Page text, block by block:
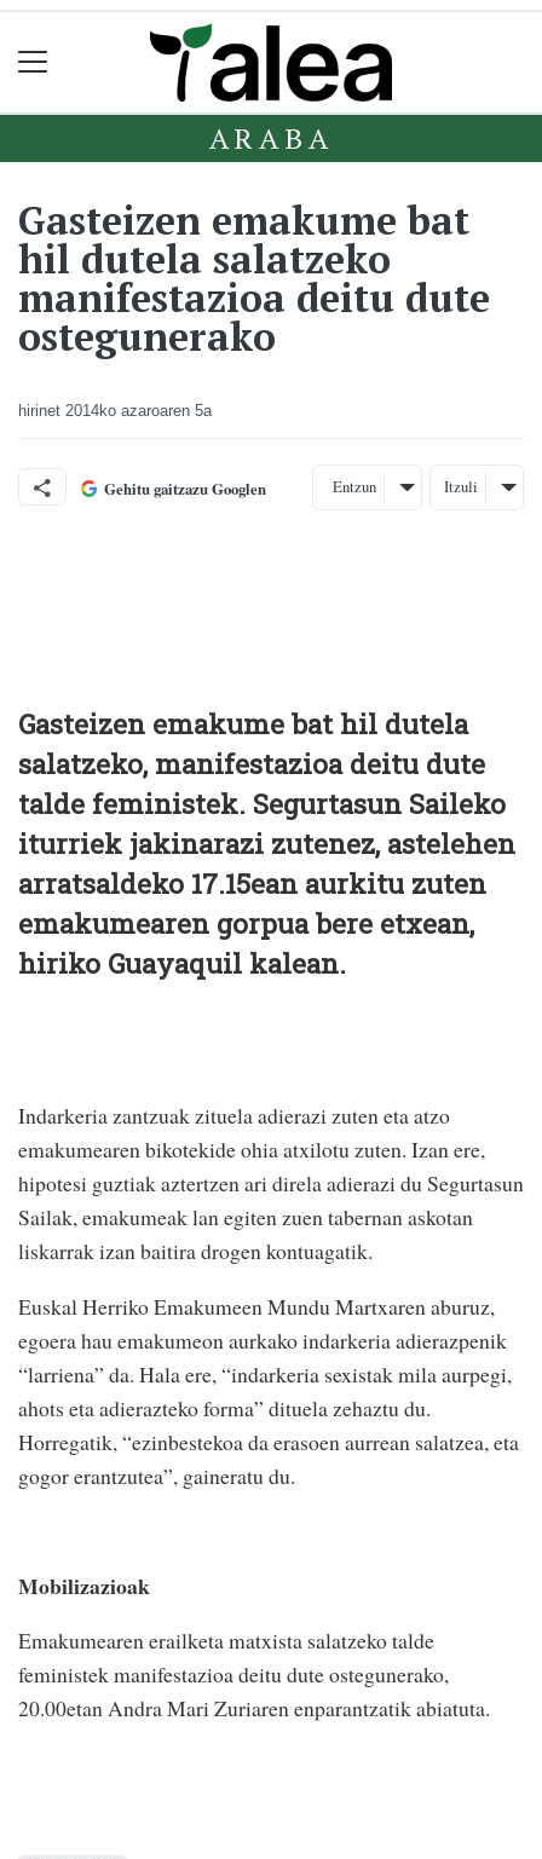
ARABA
Gasteizen emakume bat
hil dutela salatzeko
manifestazioa deitu dute
ostegunerako
hirinet 2014ko azaroaren 5a
Gehitu gaitzazu Googlen Entzun Itzuli
Gasteizen emakume bat hil dutela
salatzeko, manifestazioa deitu dute
talde feministek. Segurtasun Saileko
iturriek jakinarazi zutenez, astelehen
arratsaldeko 17.15ean aurkitu zuten
emakumearen gorpua bere etxean,
hiriko Guayaquil kalean.
Indarkeria zantzuak zituela adierazi zuten eta atzo
emakumearen bikotekide ohia atxilotu zuten. Izan ere,
hipotesi guztiak aztertzen ari direla adierazi du Segurtasun
Sailak, emakumeak lan egiten zuen tabernan askotan
liskarrak izan baitira drogen kontuagatik.
Euskal Herriko Emakumeen Mundu Martxaren aburuz,
egoera hau emakumeon aurkako indarkeria adierazpenik
“larriena” da. Hala ere, “indarkeria sexistak mila aurpegi,
ahots eta adierazteko forma” dituela zehaztu du.
Horregatik, “ezinbestekoa da erasoen aurrean salatzea, eta
gogor erantzutea”, gaineratu du.
Mobilizazioak
Emakumearen erailketa matxista salatzeko talde
feministek manifestazioa deitu dute ostegunerako,
20.00etan Andra Mari Zuriaren enparantzatik abiatuta.